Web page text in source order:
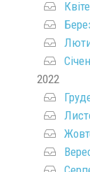
2022